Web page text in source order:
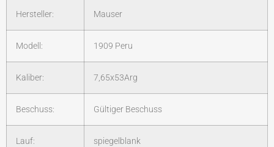
Hersteller: Mauser
Modell: 1909 Peru
Kaliber: 7,65x53Arg
Beschuss: Gültiger Beschuss
Lauf: spiegelblank